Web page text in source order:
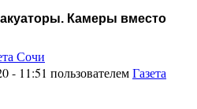
Камеры вместо
- 11:51 пользователемГазета